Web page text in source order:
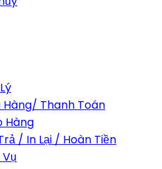
Hàng/ Thanh Toán
Hàng
/ In Lại / Hoàn Tiền